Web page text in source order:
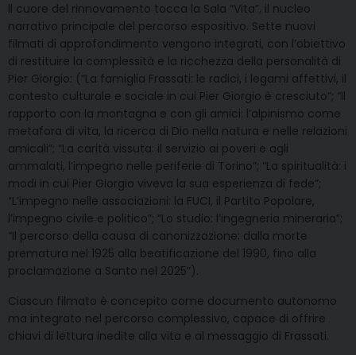
ll cuore del rinnovamento tocca la Sala “Vita”, il nucleo
narrativo principale del percorso espositivo. Sette nuovi
filmati di approfondimento vengono integrati, con l’obiettivo
di restituire la complessità e la ricchezza della personalità di
Pier Giorgio: (“La famiglia Frassati: le radici, i legami affettivi, il
contesto culturale e sociale in cui Pier Giorgio è cresciuto”; “Il
rapporto con la montagna e con gli amici: l’alpinismo come
metafora di vita, la ricerca di Dio nella natura e nelle relazioni
amicali”; “La carità vissuta: il servizio ai poveri e agli
ammalati, l’impegno nelle periferie di Torino”; “La spiritualità: i
modi in cui Pier Giorgio viveva la sua esperienza di fede”;
“L’impegno nelle associazioni: la FUCI, il Partito Popolare,
l’impegno civile e politico”; “Lo studio: l’ingegneria mineraria”;
“Il percorso della causa di canonizzazione: dalla morte
prematura nel 1925 alla beatificazione del 1990, fino alla
proclamazione a Santo nel 2025”).
Ciascun filmato è concepito come documento autonomo
ma integrato nel percorso complessivo, capace di offrire
chiavi di lettura inedite alla vita e al messaggio di Frassati.